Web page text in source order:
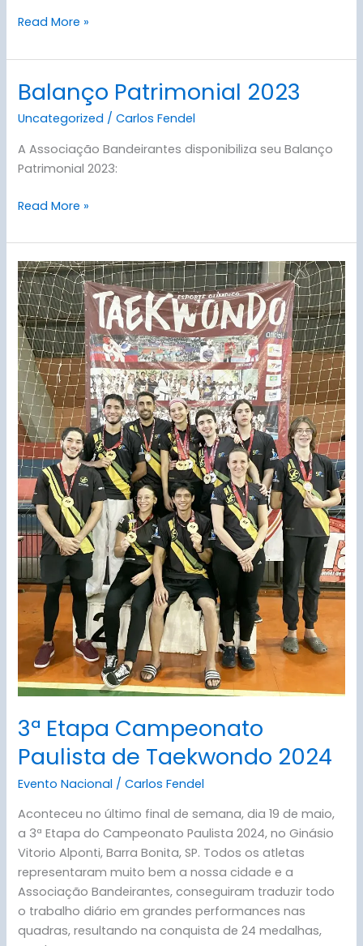
Read More »
Balanço Patrimonial 2023
Uncategorized /Carlos Fendel
A Associação Bandeirantes disponibiliza seu Balanço
Patrimonial 2023:
Balanço
2023
Read More »
3ª Etapa Campeonato
Paulista de Taekwondo 2024
Evento Nacional /Carlos Fendel
Aconteceu no último final de semana, dia 19 de maio,
a 3ª Etapa do Campeonato Paulista 2024, no Ginásio
Vitorio Alponti, Barra Bonita, SP. Todos os atletas
representaram muito bem a nossa cidade e a
Associação Bandeirantes, conseguiram traduzir todo
o trabalho diário em grandes performances nas
quadras, resultando na conquista de 24 medalhas,
3ª
Etapa
Campeonato
Paulista
de
Taekwondo
2024